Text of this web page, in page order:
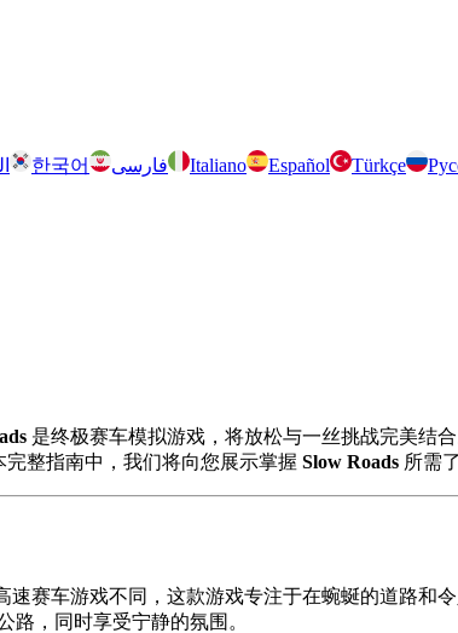
한국어 فارسی Italiano Español Türkçe
是终极赛车模拟游戏，将放松与一丝挑战完美结
整指南中，我们将向您展示掌握 Slow Roads 所需
赛车游戏不同，这款游戏专注于在蜿蜒的道路和
路，同时享受宁静的氛围。